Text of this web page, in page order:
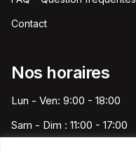
Contact
Nos horaires
Lun - Ven: 9:00 - 18:00
Sam - Dim : 11:00 - 17:00